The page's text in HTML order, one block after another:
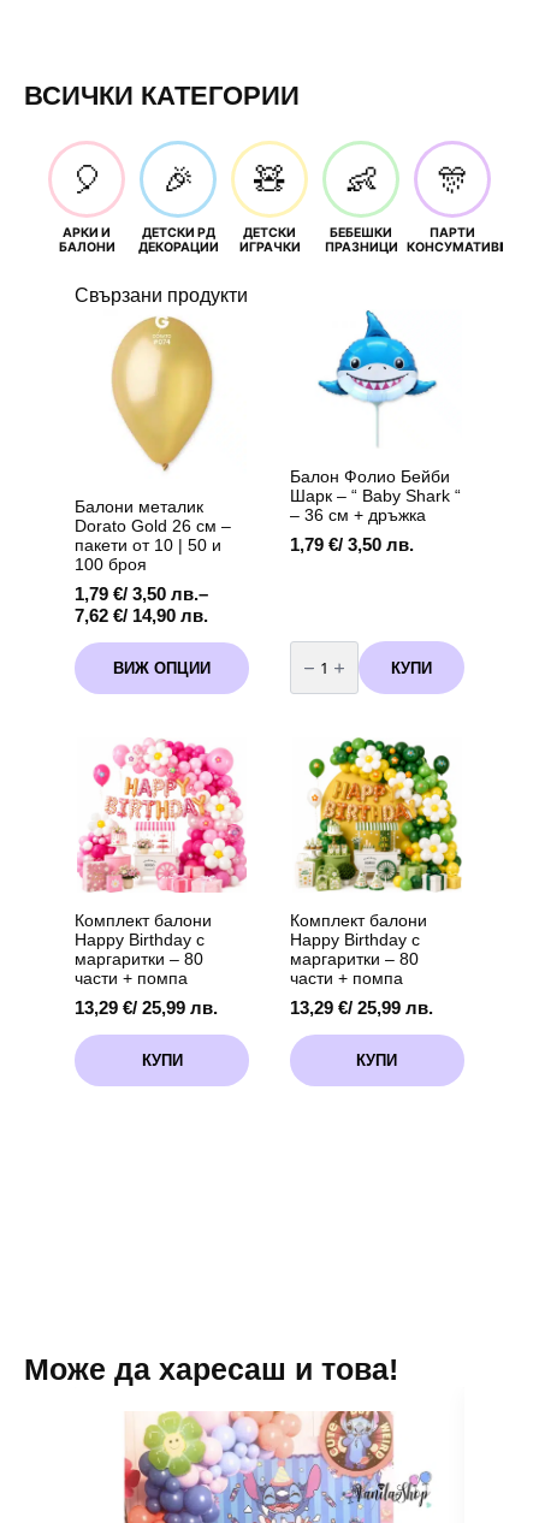
ВСИЧКИ КАТЕГОРИИ
🎈
АРКИ И
БАЛОНИ
🎉
ДЕТСКИ РД
ДЕКОРАЦИИ
🧸
ДЕТСКИ
ИГРАЧКИ
👶
БЕБЕШКИ
ПРАЗНИЦИ
🎊
ПАРТИ
КОНСУМАТИВИ
Свързани продукти
Балони металик
Dorato Gold 26 см –
пакети от 10 | 50 и
100 броя
1,79 €/ 3,50 лв.–
7,62 €/ 14,90 лв.
Price
1,79 €
/
3,50 лв.
7,62 €
14,90 лв.
ВИЖ ОПЦИИ
This
product
has
The
options
be
chosen
on
the
product
page
Балон Фолио Бейби
Шарк – “ Baby Shark “
– 36 см + дръжка
1,79 €/ 3,50 лв.
количество
за
Балон
Фолио
Baby
Shark
см
+
дръжка
КУПИ
Комплект балони
Happy Birthday с
маргаритки – 80
части + помпа
13,29 €/ 25,99 лв.
КУПИ
Комплект балони
Happy Birthday с
маргаритки – 80
части + помпа
13,29 €/ 25,99 лв.
КУПИ
Може да харесаш и това!